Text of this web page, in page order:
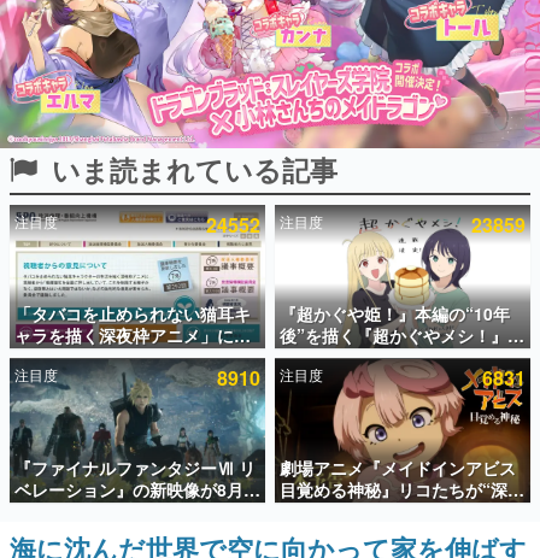
アプリセール情報
インタビュー
連載・特集一覧
殿堂入り記事
SNS拡散数が数千以上！ ページビュー数万以上！ などな
ど。多くの人々に読まれた、電ファミ渾身の“殿堂入り”記
事をまとめました。
ゲームの企画書
名作ゲームクリエイターの方々に製作時のエピソードをお
聞きし、ヒットする企画（ゲーム）とは何か？を探ってい
きます。
赫本
この物語を解いてはいけない。『赫本』は、〈試験問題〉
の形をした短編ホラー小説集です。
新世代に訊く
これからのデジタルゲーム市場を担う若きクリエイター達
の姿を追い、彼らのルーツと情熱を探っていきます。
ゲーム世代の作家たち
いま読まれている記事
注目度 24552
「タバコを止められない猫耳キ
ャラを描く深夜枠アニメ」に視
聴者の一部から批判意見。違法
薬物の使用と思しき描写も含め
て、BPOが議論を交わす
注目度 23859
『超かぐや姫！』本編の“10年
後”を描く『超かぐやメシ！』
Web連載決定。新たなWebマン
ガレーベル「ビビビコミック」
にて特別話が掲載スタート、あ
のお話には…まだ続きがある！
注目度 8910
『ファイナルファンタジーⅦ リ
ベレーション』の新映像が8月
26日早朝に公開へ。『FF7』リ
メイクシリーズの完結編、
注目度 6831
劇場アニメ『メイドインアビス
目覚める神秘』リコたちが“深界
七層”へ進む予告映像が公開。新
キャストも発表、テパステは諸
海に沈んだ世界で空に向かって家を伸ばす